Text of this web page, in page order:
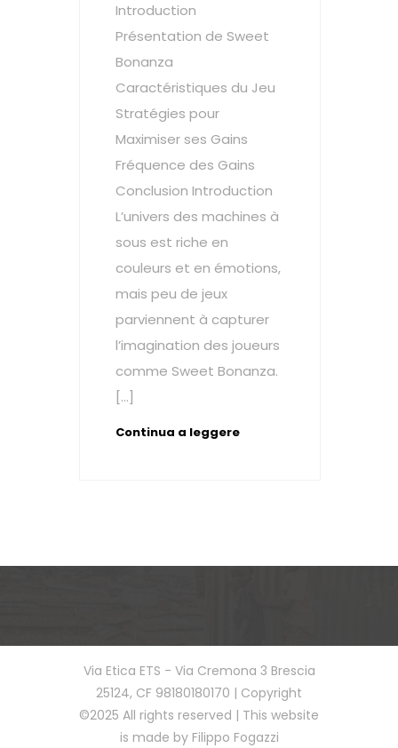
Introduction
Présentation de Sweet
Bonanza
Caractéristiques du Jeu
Stratégies pour
Maximiser ses Gains
Fréquence des Gains
Conclusion Introduction
L’univers des machines à
sous est riche en
couleurs et en émotions,
mais peu de jeux
parviennent à capturer
l’imagination des joueurs
comme Sweet Bonanza.
[…]
Continua a leggere
Via Etica ETS - Via Cremona 3 Brescia
25124, CF 98180180170 | Copyright
©2025 All rights reserved | This website
is made by Filippo Fogazzi